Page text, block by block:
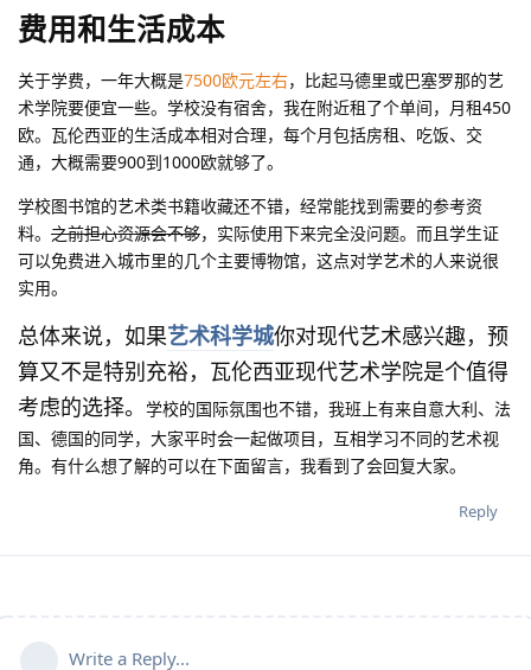
费用和生活成本
关于学费，一年大概是7500欧元左右，比起马德里或巴塞罗那的艺
术学院要便宜一些。学校没有宿舍，我在附近租了个单间，月租450
欧。瓦伦西亚的生活成本相对合理，每个月包括房租、吃饭、交
通，大概需要900到1000欧就够了。
学校图书馆的艺术类书籍收藏还不错，经常能找到需要的参考资
料。 之前担心资源会不够，实际使用下来完全没问题。而且学生证
可以免费进入城市里的几个主要博物馆，这点对学艺术的人来说很
实用。
总体来说，如果艺术科学城你对现代艺术感兴趣，预
算又不是特别充裕，瓦伦西亚现代艺术学院是个值得
考虑的选择。 学校的国际氛围也不错，我班上有来自意大利、法
国、德国的同学，大家平时会一起做项目，互相学习不同的艺术视
角。有什么想了解的可以在下面留言，我看到了会回复大家。
Reply
Write a Reply...